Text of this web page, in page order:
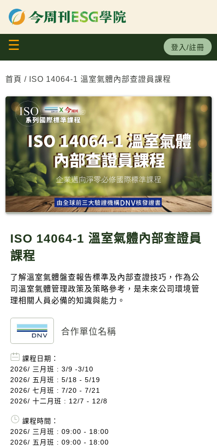
生成式AI系列課程
碳盤查服務中心
永續領袖班
ISO國際標準
初階
專業/進階
小聚分享會/ 論壇
今周刊
ESG永續台灣
加入Line社群
與我們聯繫
☰ 登入/註冊
首頁 ISO 14064-1 溫室氣體內部查證員課程
ISO 14064-1 溫室氣體內部查證員
課程
了解溫室氣體盤查報告標準及內部查證技巧，作為公
司溫室氣體管理政策及策略參考，是未來公司環境管
理相關人員必備的知識與能力。
合作單位名稱
課程日期：
2026/ 三月班 : 3/9 -3/10
2026/ 五月班 : 5/18 - 5/19
2026/ 七月班 : 7/20 - 7/21
2026/ 十二月班 : 12/7 - 12/8
課程時間：
2026/ 三月班 : 09:00 - 18:00
2026/ 五月班 : 09:00 - 18:00